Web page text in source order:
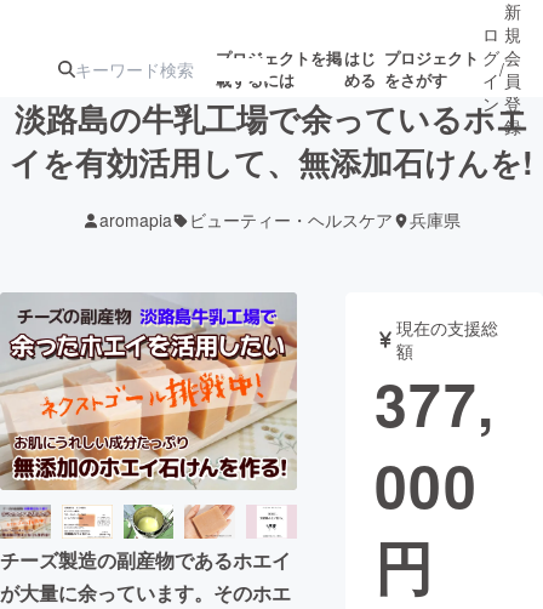
プロジェクトを掲
載するには
はじ
める
プロジェクト
をさがす
ターン
ジェクト
募集終了が近いプ
ロジェクト
もうすぐ公開
されます
アート・写真 音楽
テクノロジー・ガジェット ゲーム・サ
映像・映画
ビジネス・起業
まちづくり・地域活性化
ロ
グ
イ
ン
/
新
規
会
員
登
録
淡路島の牛乳工場で余っているホエ
イを有効活用して、無添加石けんを!
aromapia ビューティー・ヘルスケア 兵庫県
チーズ製造の副産物であるホエイ
が大量に余っています。そのホエ
現在の支援総
額
377,
000
円